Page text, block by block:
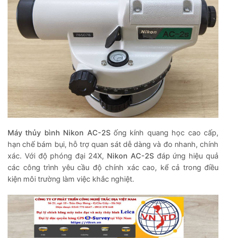
Máy thủy bình Nikon AC-2S ống kính quang học cao cấp,
hạn chế bám bụi, hỗ trợ quan sát dễ dàng và đo nhanh, chính
xác. Với độ phóng đại 24X, Nikon AC-2Sđáp ứng hiệu quả
các công trình yêu cầu độ chính xác cao, kể cả trong điều
kiện môi trường làm việc khắc nghiệt.